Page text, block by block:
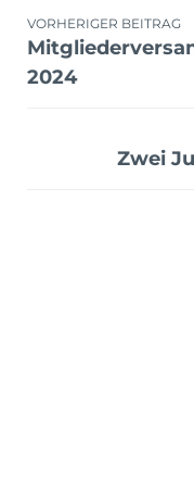
VORHERIGER BEITRAG
2024
Zwei